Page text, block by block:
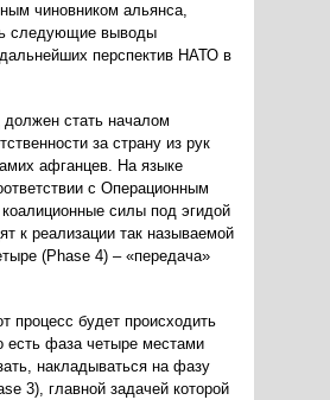
чиновником альянса,
следующие выводы
перспектив НАТО в
должен стать началом
за страну из рук
афганцев. На языке
с Операционным
силы под эгидой
к реализации так называемой
(Phase 4) – «передача»
процесс будет происходить
есть фаза четыре местами
накладываться на фазу
3), главной задачей которой